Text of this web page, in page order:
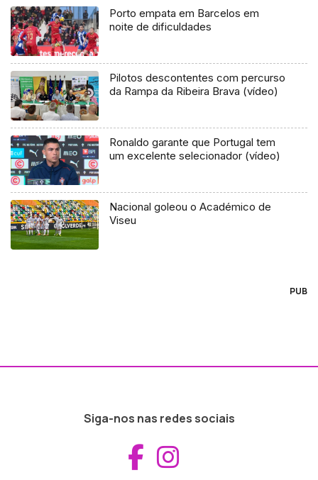
Porto empata em Barcelos em
noite de dificuldades
Pilotos descontentes com percurso
da Rampa da Ribeira Brava (vídeo)
Ronaldo garante que Portugal tem
um excelente selecionador (vídeo)
Nacional goleou o Académico de
Viseu
PUB
Siga-nos nas redes sociais
Aceder ao